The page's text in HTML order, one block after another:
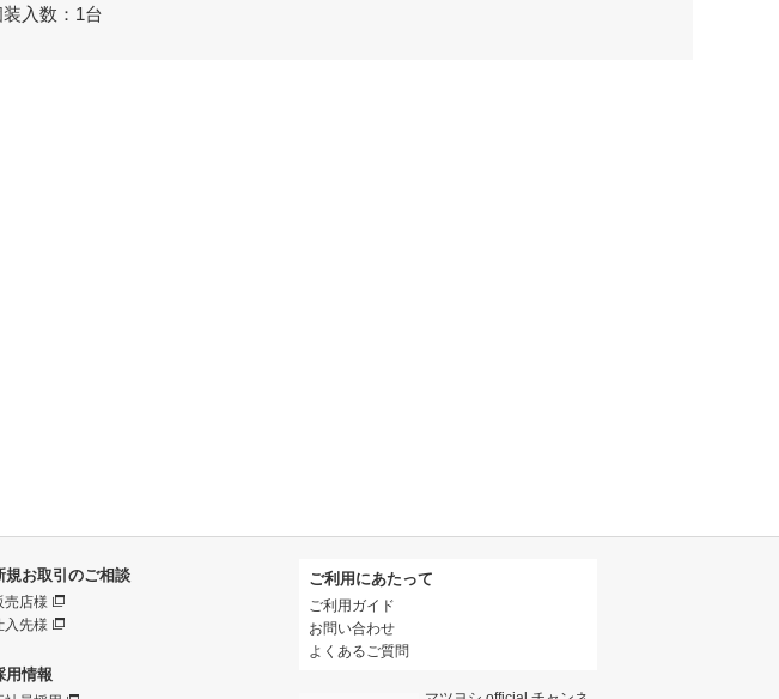
入数：1台
規お取引のご相談
売店様
入先様
用情報
ご利用にあたって
ご利用ガイド
お問い合わせ
よくあるご質問